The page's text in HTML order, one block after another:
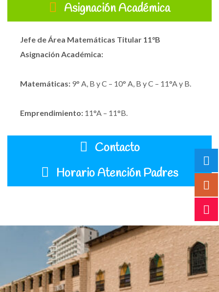
Asignación Académica
Jefe de Área Matemáticas Titular 11°B
Asignación Académica:
Matemáticas: 9° A, B y C – 10° A, B y C – 11°A y B.
Emprendimiento: 11°A – 11°B.
Contacto
Horario Atención Padres